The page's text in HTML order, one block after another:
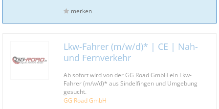
merken
Lkw-Fahrer (m/w/d)* | CE | Nah-
und Fernverkehr
Ab sofort wird von der GG Road GmbH ein Lkw-
Fahrer (m/w/d)* aus Sindelfingen und Umgebung
gesucht.
GG Road GmbH